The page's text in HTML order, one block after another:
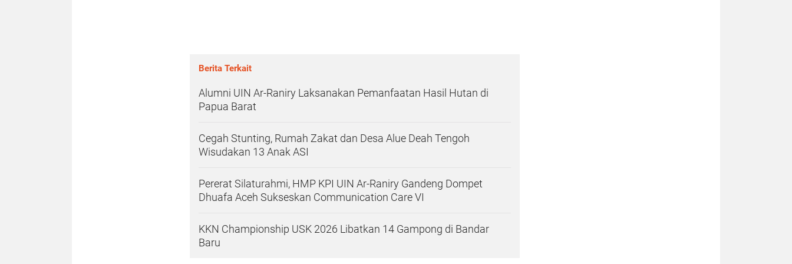
Berita Terkait
Alumni UIN Ar-Raniry Laksanakan Pemanfaatan Hasil Hutan di
Papua Barat
Cegah Stunting, Rumah Zakat dan Desa Alue Deah Tengoh
Wisudakan 13 Anak ASI
Pererat Silaturahmi, HMP KPI UIN Ar-Raniry Gandeng Dompet
Dhuafa Aceh Sukseskan Communication Care VI
KKN Championship USK 2026 Libatkan 14 Gampong di Bandar
Baru